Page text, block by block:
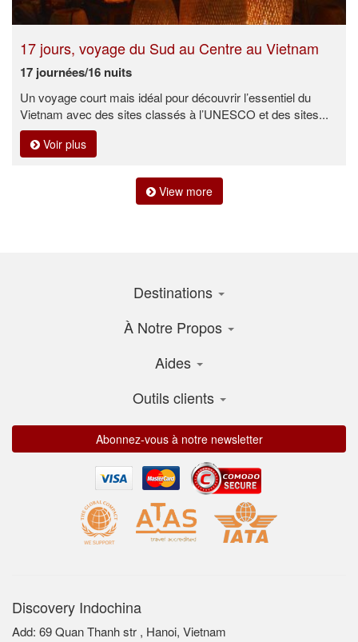
17 jours, voyage du Sud au Centre au Vietnam
17 journées/16 nuits
Un voyage court mais idéal pour découvrir l’essentiel du
Vietnam avec des sites classés à l’UNESCO et des sites...
Voir plus
View more
Destinations
À Notre Propos
Aides
Outils clients
Abonnez-vous à notre newsletter
Discovery Indochina
Add: 69 Quan Thanh str , Hanoi, Vietnam